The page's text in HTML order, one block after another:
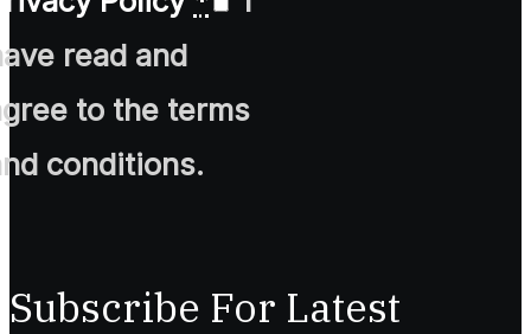
read and
to the terms
conditions.
Subscribe For Latest